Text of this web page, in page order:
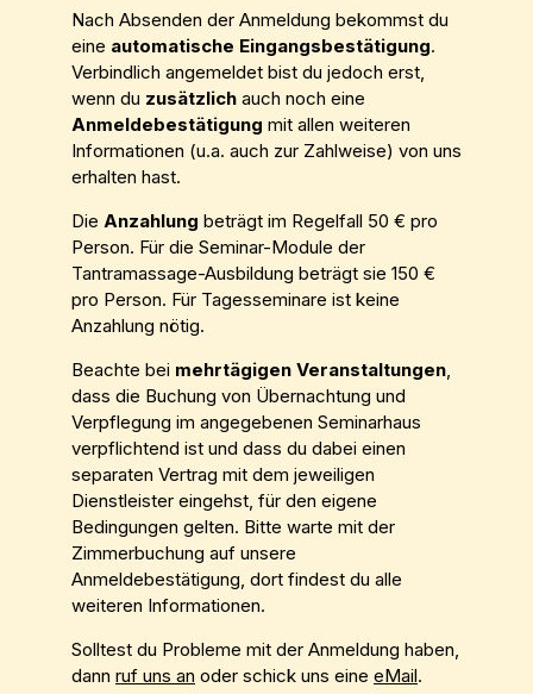
Nach Absenden der Anmeldung bekommst du
eine automatische Eingangsbestätigung.
Verbindlich angemeldet bist du jedoch erst,
wenn du zusätzlich auch noch eine
Anmeldebestätigung mit allen weiteren
Informationen (u.a. auch zur Zahlweise) von uns
erhalten hast.
Die Anzahlung beträgt im Regelfall 50 € pro
Person. Für die Seminar-Module der
Tantramassage-Ausbildung beträgt sie 150 €
pro Person. Für Tagesseminare ist keine
Anzahlung nötig.
Beachte bei mehrtägigen Veranstaltungen
dass die Buchung von Übernachtung und
Verpflegung im angegebenen Seminarhaus
verpflichtend ist und dass du dabei einen
separaten Vertrag mit dem jeweiligen
Dienstleister eingehst, für den eigene
Bedingungen gelten. Bitte warte mit der
Zimmerbuchung auf unsere
Anmeldebestätigung, dort findest du alle
weiteren Informationen.
Solltest du Probleme mit der Anmeldung haben,
dann ruf uns an oder schick uns eine eMail.